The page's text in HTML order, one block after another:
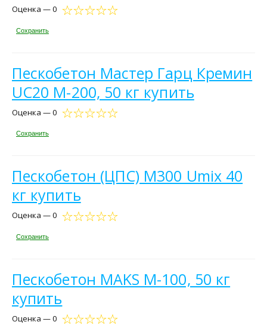
Оценка — 0
Сохранить
Пескобетон Мастер Гарц Кремин
UС20 М-200, 50 кг купить
Оценка — 0
Сохранить
Пескобетон (ЦПС) М300 Umix 40
кг купить
Оценка — 0
Сохранить
Пескобетон MAKS М-100, 50 кг
купить
Оценка — 0